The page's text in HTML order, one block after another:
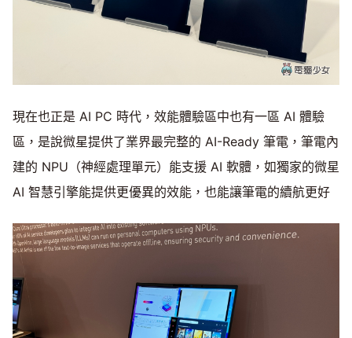
現在也正是 AI PC 時代，效能體驗區中也有一區 AI 體驗
區，是說微星提供了業界最完整的 AI-Ready 筆電，筆電內
建的 NPU（神經處理單元）能支援 AI 軟體，如獨家的微星
AI 智慧引擎能提供更優異的效能，也能讓筆電的續航更好